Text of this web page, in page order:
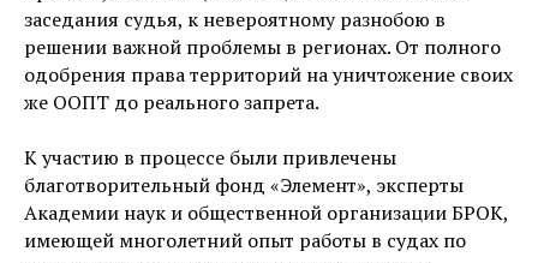
заседания судья, к невероятному разнобою в
решении важной проблемы в регионах. От полного
одобрения права территорий на уничтожение своих
же ООПТ до реального запрета.
К участию в процессе были привлечены
благотворительный фонд «Элемент», эксперты
Академии наук и общественной организации БРОК,
имеющей многолетний опыт работы в судах по